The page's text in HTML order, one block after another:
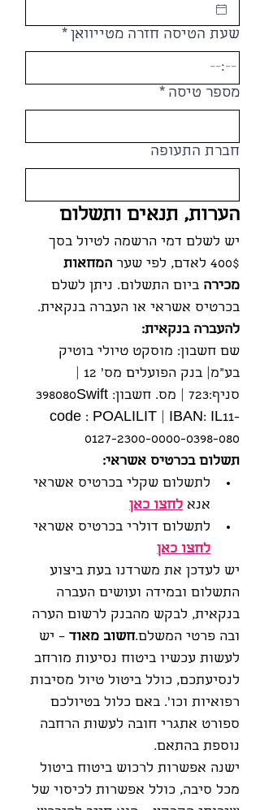
שעת הטיסה חזרה מטייוואן *
:
מספר טיסה *
חברת התעופה
הערות, תנאים ותשלום
400$ לאדם, לפי שער
מכירה
בכרטיס אשראי או העברה בנקאית.
להעברה בנקאית:
code : POALILIT | IBAN: IL11-
0127-2300-0000-0398-080
תשלום בכרטיס אשראי:
אנא לחצו כאן
לתשלום דולרי בכרטיס אשראי
לחצו כאן
ובה פרטי המשלם.חשוב מאוד
נוספת בהתאם.